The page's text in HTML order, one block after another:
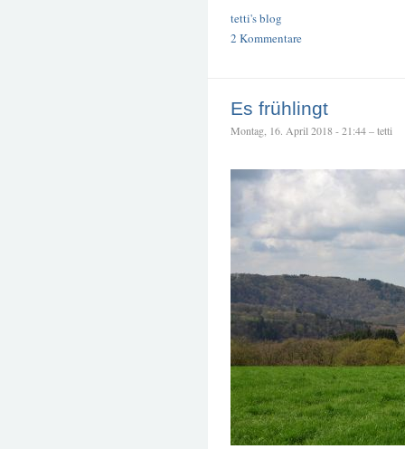
tetti's blog
2 Kommentare
Es frühlingt
Montag, 16. April 2018 - 21:44 – tetti